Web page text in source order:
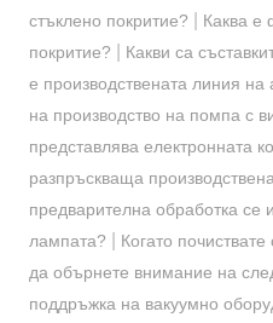
стъклено покритие?
Каква е
покритие?
Какви са
е производствената линия
на производство на помпа с
представлява електронната
разпръскваща
предварителна обработка се
лампата?
Когато
да обърнете внимание на
поддръжка на вакуумно